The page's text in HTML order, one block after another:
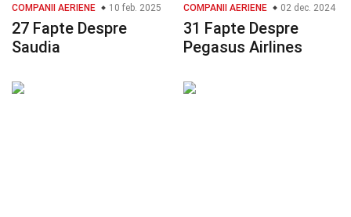
COMPANII AERIENE 10 feb. 2025
27 Fapte Despre
Saudia
COMPANII AERIENE 02 dec. 2024
31 Fapte Despre
Pegasus Airlines